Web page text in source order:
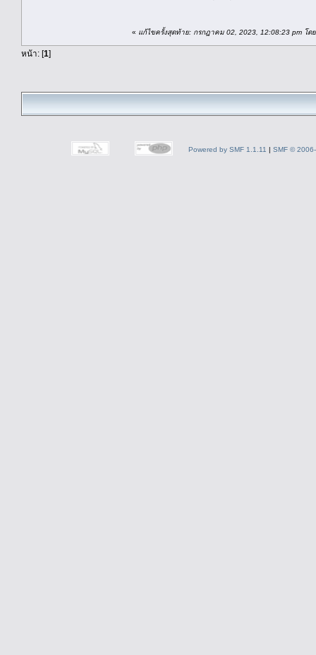
« แก้ไขครั้งสุดท้าย: กรกฎาคม 02, 2023, 12:08:23 pm โด
หน้า: [1]
Powered by SMF 1.1.11 | SMF ©